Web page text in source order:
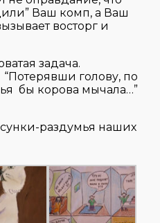
Ваш комп, а Ваш
восторг и
задача.
голову, по
бы корова мычала…”
раздумья наших